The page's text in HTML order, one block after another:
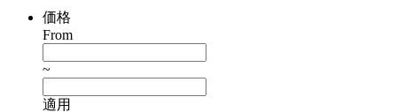
価格
From
~
適用